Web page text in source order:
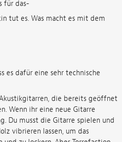
für das-
tut es. Was macht es mit dem
es dafür eine sehr technische
die bereits geöffnet
Wenn ihr eine neue Gitarre
Du musst die Gitarre spielen und
vibrieren lassen, um das